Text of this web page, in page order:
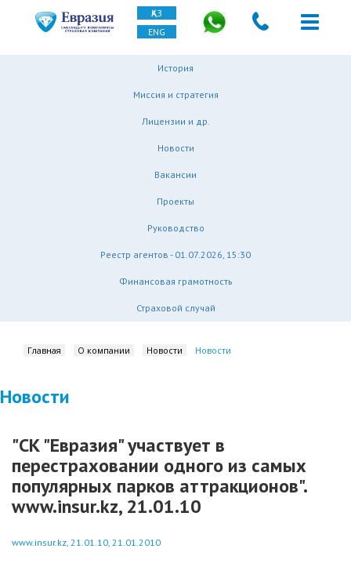
ҚАЗ
ENG
История
Миссия и стратегия
Лицензии и др.
Новости
Вакансии
Проекты
Руководство
Реестр агентов - 01.07.2026, 15:30
Финансовая грамотность
Страховой случай
Главная О компании Новости Новости
Новости
"СК "Евразия" участвует в
перестраховании одного из самых
популярных парков аттракционов".
www.insur.kz, 21.01.10
www.insur.kz, 21.01.10, 21.01.2010